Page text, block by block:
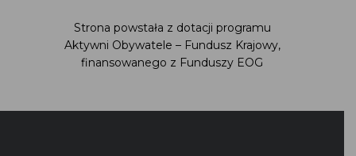
Strona powstała z dotacji programu
Aktywni Obywatele – Fundusz Krajowy,
finansowanego z Funduszy EOG